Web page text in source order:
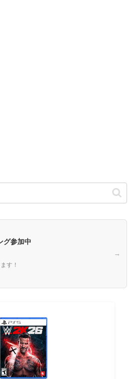
グ参加中
す！
→